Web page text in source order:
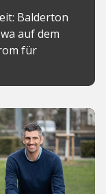
Balderton
auf dem
für